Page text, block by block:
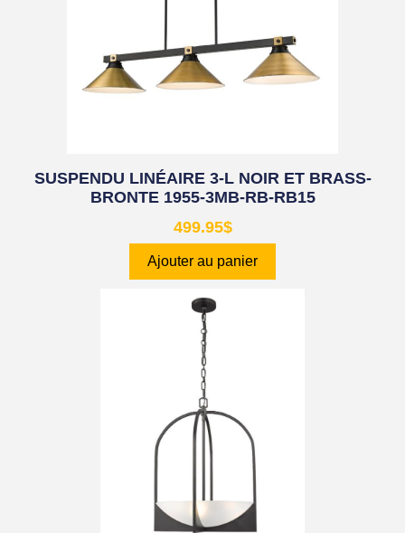
SUSPENDU LINÉAIRE 3-L NOIR ET BRASS-
BRONTE 1955-3MB-RB-RB15
499.95$
Ajouter au panier